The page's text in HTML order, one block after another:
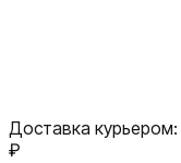
Доставка курьером:
₽